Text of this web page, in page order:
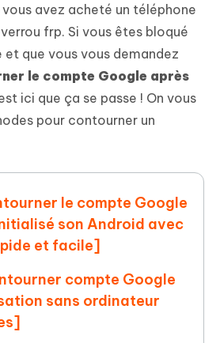
avez acheté un téléphone
frp. Si vous êtes bloqué
que vous vous demandez
le compte Google après
ici que ça se passe ! On vous
pour contourner un
le compte Google
son Android avec
et facile]
compte Google
sans ordinateur